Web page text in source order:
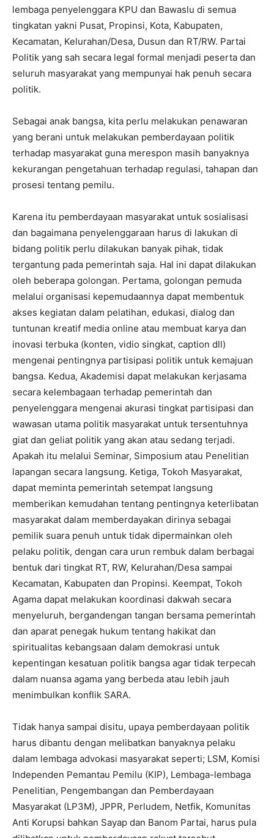
lembaga penyelenggara KPU dan Bawaslu di semua
tingkatan yakni Pusat, Propinsi, Kota, Kabupaten,
Kecamatan, Kelurahan/Desa, Dusun dan RT/RW. Partai
Politik yang sah secara legal formal menjadi peserta dan
seluruh masyarakat yang mempunyai hak penuh secara
politik.
Sebagai anak bangsa, kita perlu melakukan penawaran
yang berani untuk melakukan pemberdayaan politik
terhadap masyarakat guna merespon masih banyaknya
kekurangan pengetahuan terhadap regulasi, tahapan dan
prosesi tentang pemilu.
Karena itu pemberdayaan masyarakat untuk sosialisasi
dan bagaimana penyelenggaraan harus di lakukan di
bidang politik perlu dilakukan banyak pihak, tidak
tergantung pada pemerintah saja. Hal ini dapat dilakukan
oleh beberapa golongan. Pertama, golongan pemuda
melalui organisasi kepemudaannya dapat membentuk
akses kegiatan dalam pelatihan, edukasi, dialog dan
tuntunan kreatif media online atau membuat karya dan
inovasi terbuka (konten, vidio singkat, caption dll)
mengenai pentingnya partisipasi politik untuk kemajuan
bangsa. Kedua, Akademisi dapat melakukan kerjasama
secara kelembagaan terhadap pemerintah dan
penyelenggara mengenai akurasi tingkat partisipasi dan
wawasan utama politik masyarakat untuk tersentuhnya
giat dan geliat politik yang akan atau sedang terjadi.
Apakah itu melalui Seminar, Simposium atau Penelitian
lapangan secara langsung. Ketiga, Tokoh Masyarakat,
dapat meminta pemerintah setempat langsung
memberikan kemudahan tentang pentingnya keterlibatan
masyarakat dalam memberdayakan dirinya sebagai
pemilik suara penuh untuk tidak dipermainkan oleh
pelaku politik, dengan cara urun rembuk dalam berbagai
bentuk dari tingkat RT, RW, Kelurahan/Desa sampai
Kecamatan, Kabupaten dan Propinsi. Keempat, Tokoh
Agama dapat melakukan koordinasi dakwah secara
menyeluruh, bergandengan tangan bersama pemerintah
dan aparat penegak hukum tentang hakikat dan
spiritualitas kebangsaan dalam demokrasi untuk
kepentingan kesatuan politik bangsa agar tidak terpecah
dalam nuansa agama yang berbeda atau lebih jauh
menimbulkan konflik SARA.
Tidak hanya sampai disitu, upaya pemberdayaan politik
harus dibantu dengan melibatkan banyaknya pelaku
dalam lembaga advokasi masyarakat seperti; LSM, Komisi
Independen Pemantau Pemilu (KIP), Lembaga-lembaga
Penelitian, Pengembangan dan Pemberdayaan
Masyarakat (LP3M), JPPR, Perludem, Netfik, Komunitas
Anti Korupsi bahkan Sayap dan Banom Partai, harus pula